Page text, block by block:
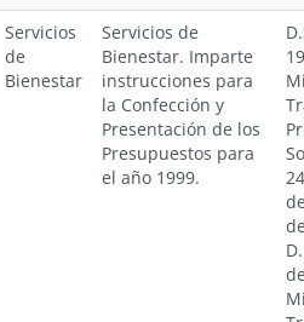
Servicios
de
Bienestar
Servicios de
Bienestar. Imparte
instrucciones para
la Confección y
Presentación de los
Presupuestos para
el año 1999.